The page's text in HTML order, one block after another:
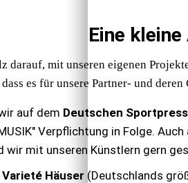
Eine
darauf, mit unseren eigenen
es für unsere Partner- und
auf dem Deutschen
Verpflichtung in Folge.
wir mit unseren Künstlern gern
Varieté Häuser (Deutschlands